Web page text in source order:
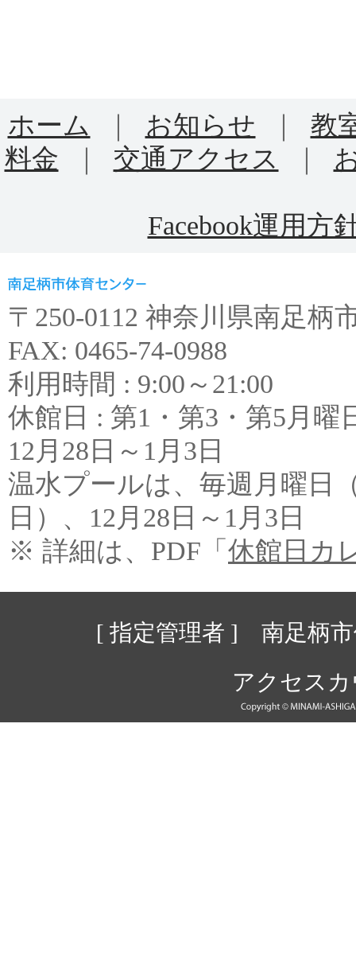
ホーム お知らせ
教
料金
交通アクセス
Facebook運用方
〒250-0112 神奈川県南足柄
FAX: 0465-74-0988
利用時間 : 9:00～21:00
休館日 : 第1・第3・第5月
12月28日～1月3日
温水プールは、毎週月曜日
日）、12月28日～1月3日
※ 詳細は、PDF「 休館日カ
[ 指定管理者 ] 南足柄
アクセスカ